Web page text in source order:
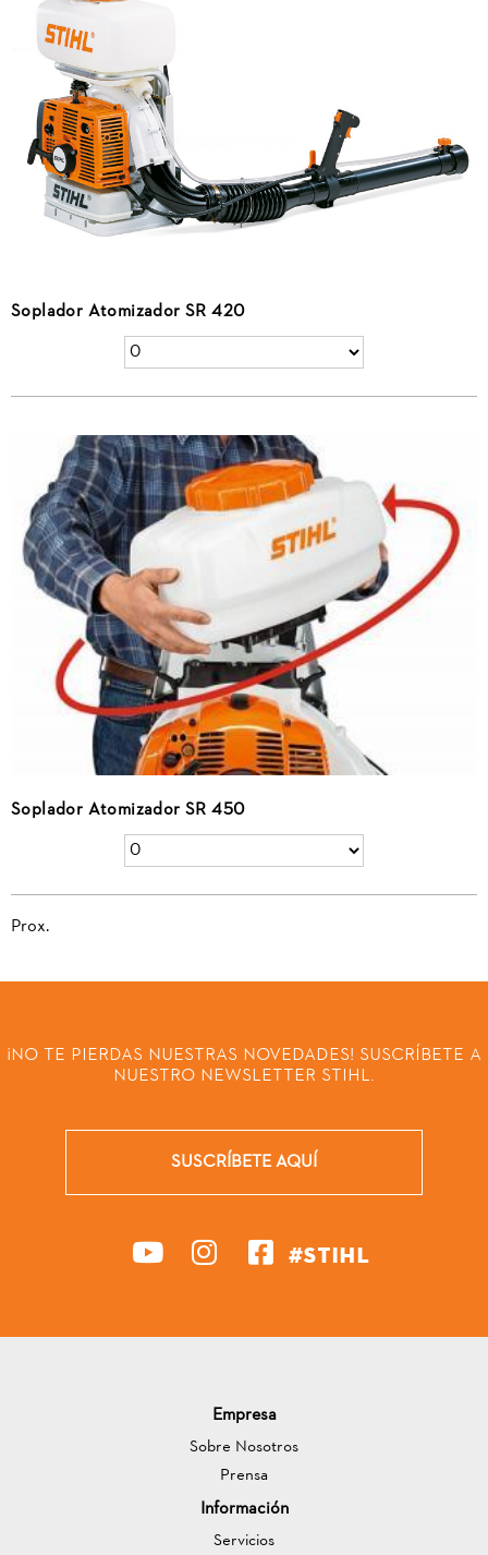
Soplador Atomizador SR 420
Soplador Atomizador SR 450
Prox.
¡NO TE PIERDAS NUESTRAS NOVEDADES! SUSCRÍBETE A
NUESTRO NEWSLETTER STIHL.
SUSCRÍBETE AQUÍ
#STIHL
Empresa
Sobre Nosotros
Prensa
Información
Servicios